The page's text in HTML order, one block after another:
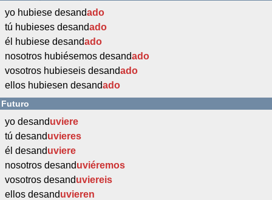
yo hubiese desandado
tú hubieses desandado
él hubiese desandado
nosotros hubiésemos desandado
vosotros hubieseis desandado
ellos hubiesen desandado
Futuro
yo desanduviere
tú desanduvieres
él desanduviere
nosotros desanduviéremos
vosotros desanduviereis
ellos desanduvieren